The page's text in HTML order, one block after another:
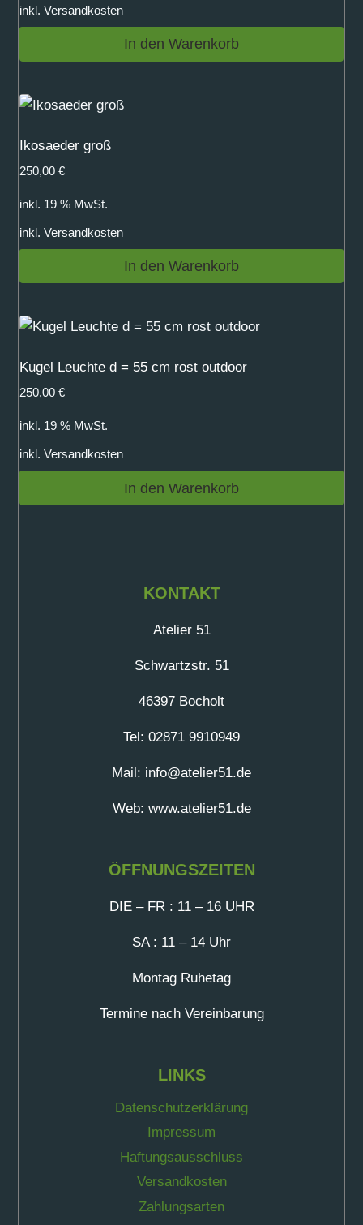
inkl. Versandkosten
In den Warenkorb
Ikosaeder groß
250,00 €
inkl. 19 % MwSt.
inkl. Versandkosten
In den Warenkorb
Kugel Leuchte d = 55 cm rost outdoor
250,00 €
inkl. 19 % MwSt.
inkl. Versandkosten
In den Warenkorb
KONTAKT
Atelier 51
Schwartzstr. 51
46397 Bocholt
Tel: 02871 9910949
Mail: info@atelier51.de
Web: www.atelier51.de
ÖFFNUNGSZEITEN
DIE – FR : 11 – 16 UHR
SA : 11 – 14 Uhr
Montag Ruhetag
Termine nach Vereinbarung
LINKS
Datenschutzerklärung
Impressum
Haftungsausschluss
Versandkosten
Zahlungsarten